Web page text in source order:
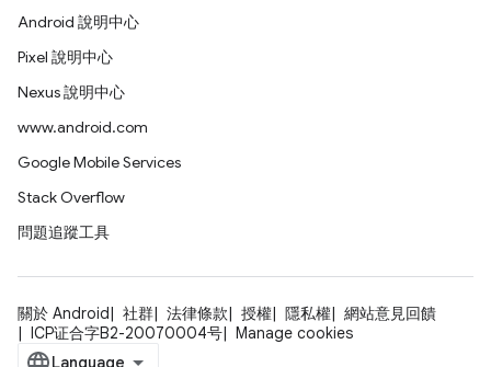
Android 說明中心
Pixel 說明中心
Nexus 說明中心
www.android.com
Google Mobile Services
Stack Overflow
問題追蹤工具
關於 Android 社群 法律條款 授權 隱私權
網站意見回饋
ICP证合字B2-20070004号
Manage cookies